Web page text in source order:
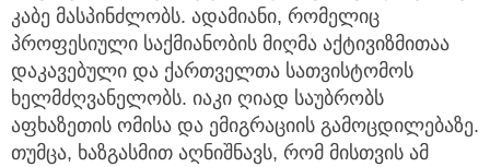
კაბე მასპინძლობს. ადამიანი, რომელიც
პროფესიული საქმიანობის მიღმა აქტივიზმითაა
დაკავებული და ქართველთა სათვისტომოს
ხელმძღვანელობს. იაკი ღიად საუბრობს
აფხაზეთის ომისა და ემიგრაციის გამოცდილებაზე.
თუმცა, ხაზგასმით აღნიშნავს, რომ მისთვის ამ